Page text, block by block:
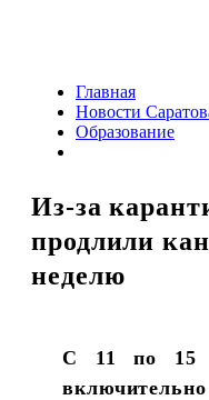
Главная
Новости
Образование
Из-за
продлили
неделю
С 11 по 15